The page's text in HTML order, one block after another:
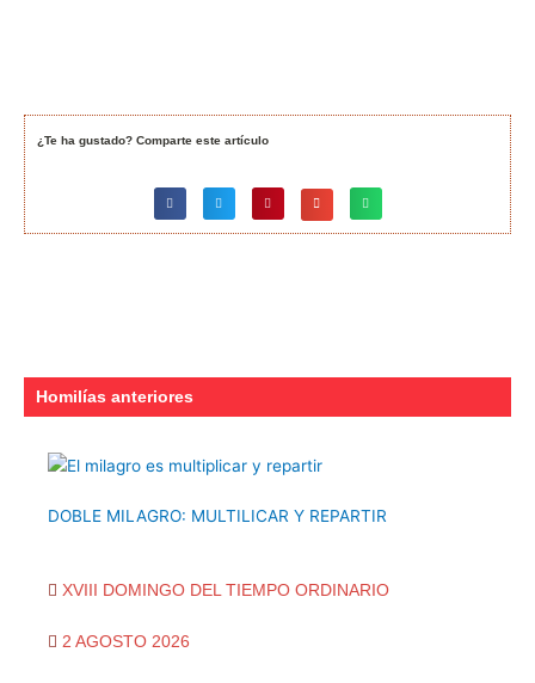
¿Te ha gustado? Comparte este artículo
Homilías anteriores
DOBLE MILAGRO: MULTILICAR Y REPARTIR
XVIII DOMINGO DEL TIEMPO ORDINARIO
2 AGOSTO 2026